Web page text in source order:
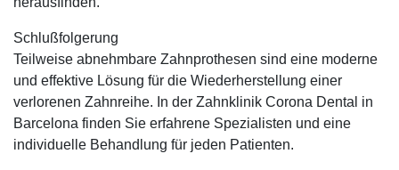
Schlußfolgerung
Teilweise abnehmbare Zahnprothesen sind eine moderne
und effektive Lösung für die Wiederherstellung einer
verlorenen Zahnreihe. In der Zahnklinik Corona Dental in
Barcelona finden Sie erfahrene Spezialisten und eine
individuelle Behandlung für jeden Patienten.